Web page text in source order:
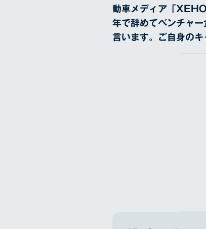
動車メディア「
年で辞めてベンチャ
言います。ご自身の